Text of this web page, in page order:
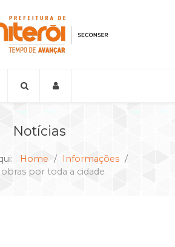
Notícias
Home
Informações
obras por toda a cidade